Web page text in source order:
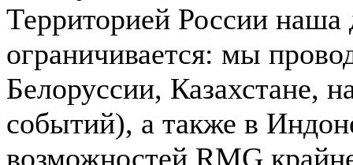
Территорией России наша
ограничивается: мы
Белоруссии, Казахстане,
событий), а также в
возможностей RMG